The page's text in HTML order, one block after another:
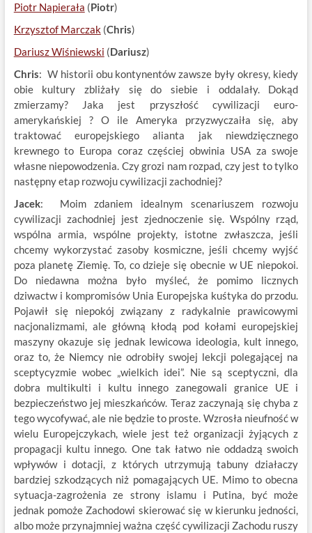
Piotr Napierała (Piotr)
Krzysztof Marczak(Chris)
Dariusz Wiśniewski (Dariusz)
Chris: W historii obu kontynentów zawsze były okresy, kiedy
obie kultury zbliżały się do siebie i oddalały. Dokąd
zmierzamy? Jaka jest przyszłość cywilizacji euro-
amerykańskiej ? O ile Ameryka przyzwyczaiła się, aby
traktować europejskiego alianta jak niewdzięcznego
krewnego to Europa coraz częściej obwinia USA za swoje
własne niepowodzenia. Czy grozi nam rozpad, czy jest to tylko
następny etap rozwoju cywilizacji zachodniej?
Jacek: Moim zdaniem idealnym scenariuszem rozwoju
cywilizacji zachodniej jest zjednoczenie się. Wspólny rząd,
wspólna armia, wspólne projekty, istotne zwłaszcza, jeśli
chcemy wykorzystać zasoby kosmiczne, jeśli chcemy wyjść
poza planetę Ziemię. To, co dzieje się obecnie w UE niepokoi.
Do niedawna można było myśleć, że pomimo licznych
dziwactw i kompromisów Unia Europejska kuśtyka do przodu.
Pojawił się niepokój związany z radykalnie prawicowymi
nacjonalizmami, ale główną kłodą pod kołami europejskiej
maszyny okazuje się jednak lewicowa ideologia, kult innego,
oraz to, że Niemcy nie odrobiły swojej lekcji polegającej na
sceptycyzmie wobec „wielkich idei”. Nie są sceptyczni, dla
dobra multikulti i kultu innego zanegowali granice UE i
bezpieczeństwo jej mieszkańców. Teraz zaczynają się chyba z
tego wycofywać, ale nie będzie to proste. Wzrosła nieufność w
wielu Europejczykach, wiele jest też organizacji żyjących z
propagacji kultu innego. One tak łatwo nie oddadzą swoich
wpływów i dotacji, z których utrzymują tabuny działaczy
bardziej szkodzących niż pomagających UE. Mimo to obecna
sytuacja-zagrożenia ze strony islamu i Putina, być może
jednak pomoże Zachodowi skierować się w kierunku jedności,
albo może przynajmniej ważna część cywilizacji Zachodu ruszy